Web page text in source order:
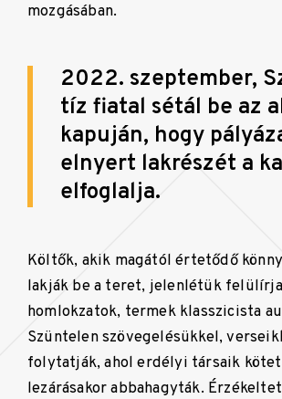
mozgásában.
2022. szeptember,
tíz fiatal sétál be az
kapuján, hogy
elnyert lakrészét a
elfoglalja.
Költők, akik magától értetődő
lakják be a teret, jelenlétük
homlokzatok, termek klasszicista
Szüntelen szövegelésükkel,
folytatják, ahol erdélyi társaik
lezárásakor abbahagyták.